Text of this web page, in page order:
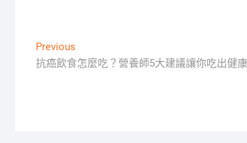
文
章
Previous
post:
抗癌飲食怎麼吃？營養師5大建議讓你吃出健